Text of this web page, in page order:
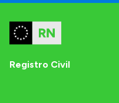
Registro Civil